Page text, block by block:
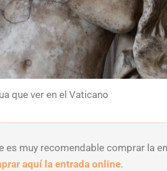
que ver en el Vaticano
es muy recomendable comprar la
aquí la entrada online.